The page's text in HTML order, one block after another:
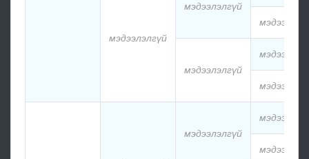
мэдээлэлгүй
мэдээлэлгүй
мэдээлэлгүй
мэдээлэлгүй